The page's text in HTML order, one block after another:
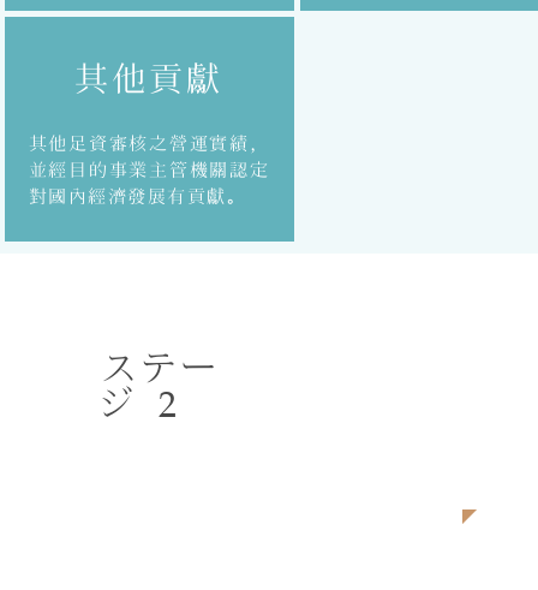
其他貢獻
其他足資審核之營運實績，
並經目的事業主管機關認定
對國內經濟發展有貢獻。
ステー
ジ 2